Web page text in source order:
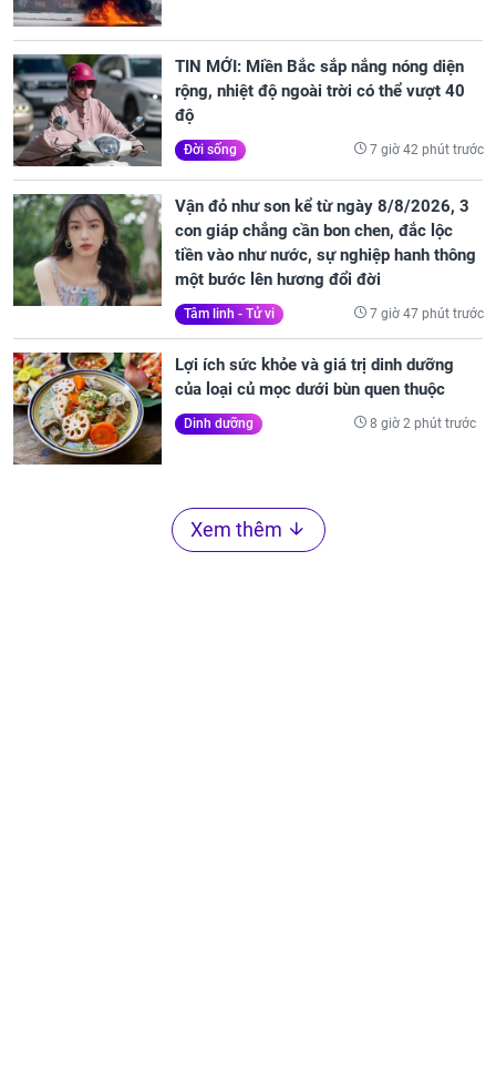
TIN MỚI: Miền Bắc sắp nắng nóng diện
rộng, nhiệt độ ngoài trời có thể vượt 40
độ
Đời sống 7 giờ 42 phút trước
Vận đỏ như son kể từ ngày 8/8/2026, 3
con giáp chẳng cần bon chen, đắc lộc
tiền vào như nước, sự nghiệp hanh thông
một bước lên hương đổi đời
Tâm linh - Tử vi 7 giờ 47 phút trước
Lợi ích sức khỏe và giá trị dinh dưỡng
của loại củ mọc dưới bùn quen thuộc
Dinh dưỡng 8 giờ 2 phút trước
Xem thêm